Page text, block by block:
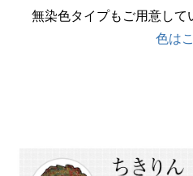
無染色タイプもご用意して
色は